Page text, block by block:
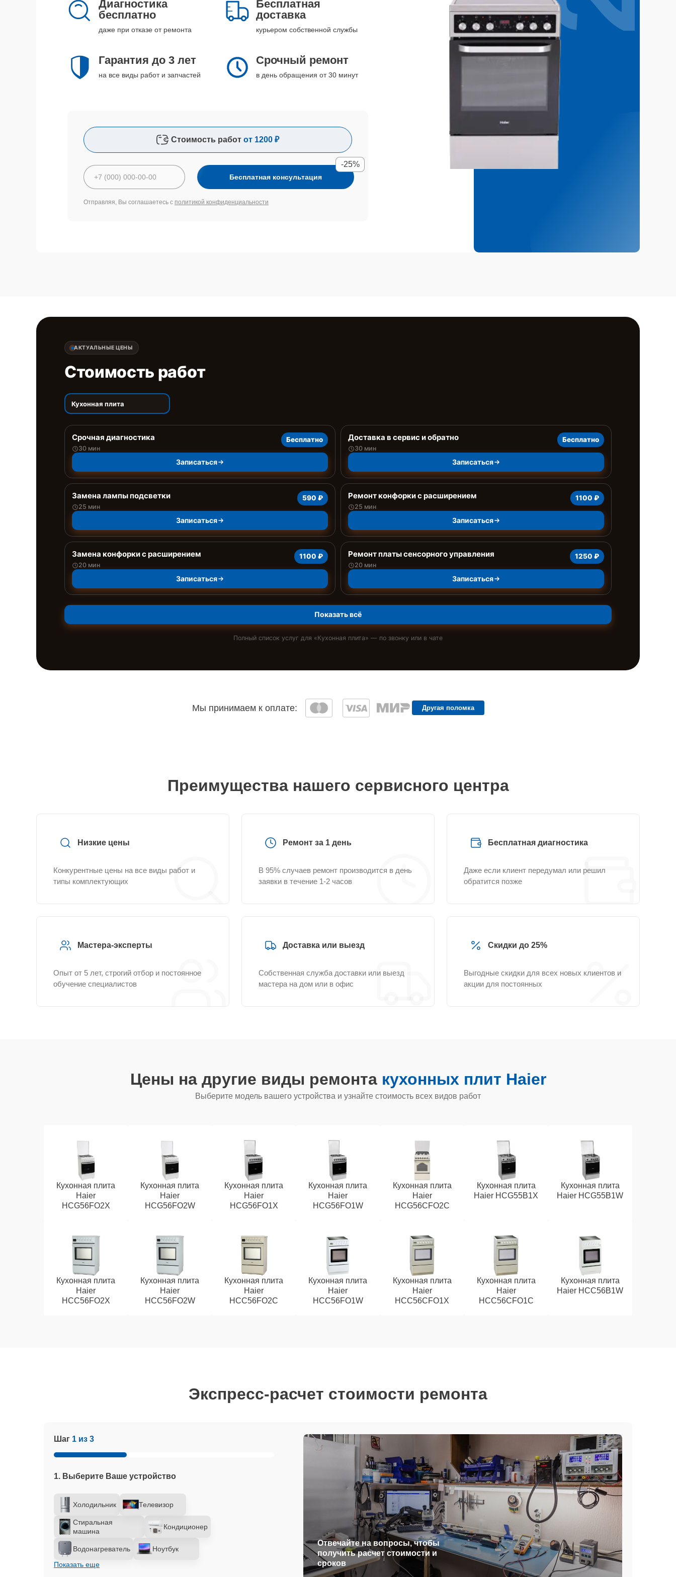
Диагностика
бесплатно
даже при отказе от ремонта
Бесплатная
доставка
курьером собственной службы
Гарантия до 3 лет
на все виды работ и запчастей
Срочный ремонт
в день обращения от 30 минут
Стоимость работ от 1200 ₽
Бесплатная консультация
-25%
Отправляя, Вы соглашаетесь с политикой конфиденциальности
АКТУАЛЬНЫЕ ЦЕНЫ
Стоимость работ
Кухонная плита
Срочная диагностика
30 мин
Бесплатно
Записаться
Доставка в сервис и обратно
30 мин
Бесплатно
Записаться
Замена лампы подсветки
25 мин
590 ₽
Записаться
Ремонт конфорки с расширением
25 мин
1100 ₽
Записаться
Замена конфорки с расширением
20 мин
1100 ₽
Записаться
Ремонт платы сенсорного управления
20 мин
1250 ₽
Записаться
Показать всё
Полный список услуг для «Кухонная плита» — по звонку или в чате
Мы принимаем к оплате: Другая поломка
Преимущества нашего сервисного центра
Низкие цены
Конкурентные цены на все виды работ и
типы комплектующих
Ремонт за 1 день
В 95% случаев ремонт производится в день
заявки в течение 1-2 часов
Бесплатная диагностика
Даже если клиент передумал или решил
обратится позже
Мастера-эксперты
Опыт от 5 лет, строгий отбор и постоянное
обучение специалистов
Доставка или выезд
Собственная служба доставки или выезд
мастера на дом или в офис
Скидки до 25%
Выгодные скидки для всех новых клиентов и
акции для постоянных
Цены на другие виды ремонта кухонных плит Haier
Выберите модель вашего устройства и узнайте стоимость всех видов работ
Кухонная плита
Haier
HCG56FO2X
Кухонная плита
Haier
HCG56FO2W
Кухонная плита
Haier
HCG56FO1X
Кухонная плита
Haier
HCG56FO1W
Кухонная плита
Haier
HCG56CFO2C
Кухонная плита
Haier HCG55B1X
Кухонная плита
Haier HCG55B1W
Кухонная плита
Haier
HCC56FO2X
Кухонная плита
Haier
HCC56FO2W
Кухонная плита
Haier
HCC56FO2C
Кухонная плита
Haier
HCC56FO1W
Кухонная плита
Haier
HCC56CFO1Х
Кухонная плита
Haier
HCC56CFO1С
Кухонная плита
Haier HCC56B1W
Экспресс-расчет стоимости ремонта
Шаг 1 из 3
1. Выберите Ваше устройство
Холодильник Телевизор
Стиральная
машина
Кондиционер
Водонагреватель
Ноутбук
Показать еще
Отвечайте на вопросы, чтобы
получить расчет стоимости и
сроков